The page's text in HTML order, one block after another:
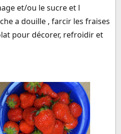
et/ou le sucre et l
a douille , farcir les fraises
pour décorer, refroidir et